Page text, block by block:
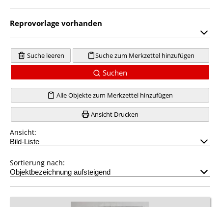
Reprovorlage vorhanden
Suche leeren Suche zum Merkzettel hinzufügen
Suchen
Alle Objekte zum Merkzettel hinzufügen
Ansicht Drucken
Ansicht:
Sortierung nach: